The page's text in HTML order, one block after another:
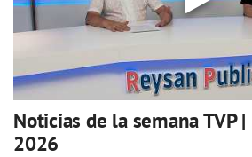
Noticias de la semana TVP
2026